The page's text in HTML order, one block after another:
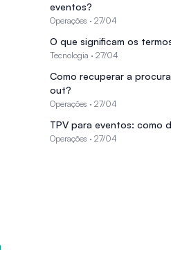
eventos?
Operações · 27/04
O que significam os
Tecnologia · 27/04
Como recuperar a
out?
Operações · 27/04
TPV para eventos: como
Operações · 27/04